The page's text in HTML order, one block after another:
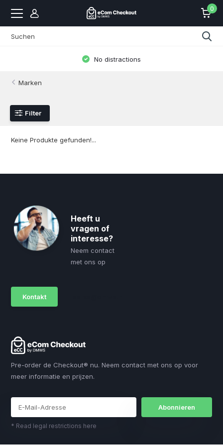
0
No distractions
Marken
Filter
Keine Produkte gefunden!...
Heeft u
vragen of
interesse?
Neem contact
met ons op
Kontakt
Pre-order de Checkout® nu. Neem contact met ons op voor
meer informatie en prijzen.
Abonnieren
* Read legal restrictions here